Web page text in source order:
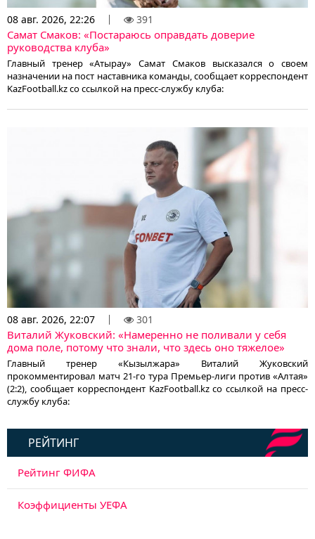
08 авг. 2026, 22:26 391
Самат Смаков: «Постараюсь оправдать доверие
руководства клуба»
Главный тренер «Атырау» Самат Смаков высказался о своем
назначении на пост наставника команды, сообщает корреспондент
KazFootball.kz со ссылкой на пресс-службу клуба:
08 авг. 2026, 22:07 301
Виталий Жуковский: «Намеренно не поливали у себя
дома поле, потому что знали, что здесь оно тяжелое»
Главный тренер «Кызылжара» Виталий Жуковский
прокомментировал матч 21-го тура Премьер-лиги против «Алтая»
(2:2), сообщает корреспондент KazFootball.kz со ссылкой на пресс-
службу клуба:
РЕЙТИНГ
Рейтинг ФИФА
Коэффициенты УЕФА